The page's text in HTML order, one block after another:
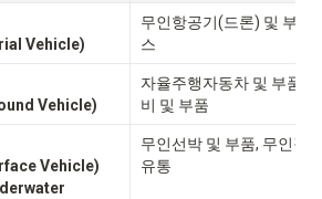
Vehicle)
무인항공기(드론) 및 부품
스
Vehicle)
자율주행자동차 및 부품,
비 및 부품
Vehicle)
무인선박 및 부품, 무인잠
유통